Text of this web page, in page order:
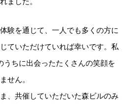
験を通じて、一人でも多くの方に
ていただけていれば幸いです。私
うちに出会ったたくさんの笑顔を
せん。
、共催していただいた森ビルのみ